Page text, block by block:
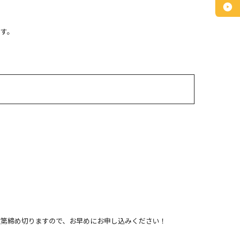
。
締め切りますので、お早めにお申し込みください！